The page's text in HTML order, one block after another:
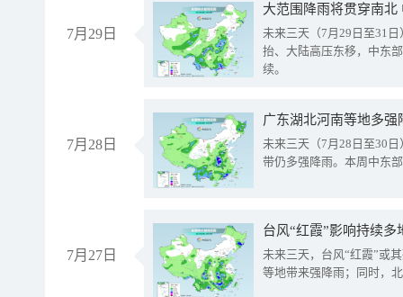
7月29日
大范围降雨将贯穿南
未来三天（7月29日至31
抬、大陆高压东移，中东
续。
7月28日
广东湖北河南等地多
未来三天（7月28日至30
带仍多强降雨。本周中东
7月27日
台风“红霞”影响持续
未来三天，台风“红霞”或
等地带来强降雨；同时，